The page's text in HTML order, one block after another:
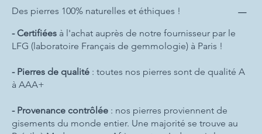
Des pierres 100% naturelles et éthiques !
- Certifiées à l'achat auprès de notre fournisseur par le
LFG (laboratoire Français de gemmologie) à Paris !
- Pierres de qualité : toutes nos pierres sont de qualité A
à AAA+
- Provenance contrôlée : nos pierres proviennent de
gisements du monde entier. Une majorité se trouve au